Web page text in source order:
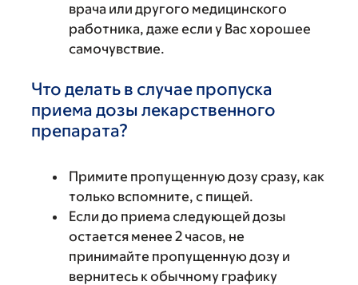
врача или другого медицинского
работника, даже если у Вас хорошее
самочувствие.
Что делать в случае пропуска
приема дозы лекарственного
препарата?
Примите пропущенную дозу сразу, как
только вспомните, с пищей.
Если до приема следующей дозы
остается менее 2 часов, не
принимайте пропущенную дозу и
вернитесь к обычному графику